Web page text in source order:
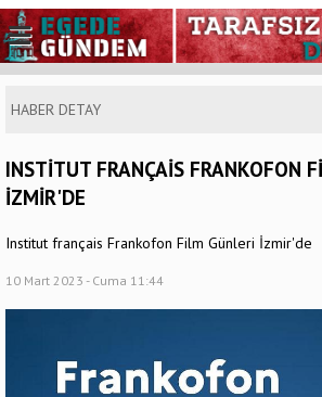
HABER DETAY
INSTİTUT FRANÇAİS FRANKOFON
İZMİR'DE
Institut français Frankofon Film Günleri İzmir'de
10 Mart 2023 - Cuma 11:44